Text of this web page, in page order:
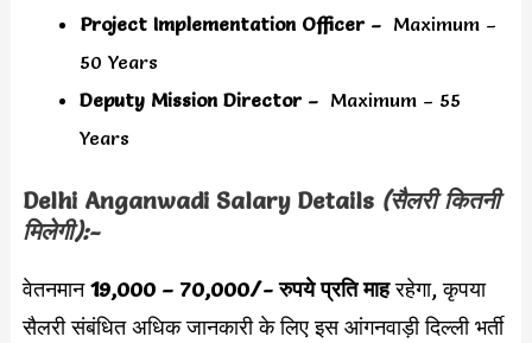
Project Implementation Officer – Maximum –
50 Years
Deputy Mission Director – Maximum – 55
Years
Delhi Anganwadi Salary Details (सैलरी कितनी
मिलेगी):-
वेतनमान19,000 – 70,000/-रुपये प्रति माहरहेगा, कृपया
सैलरी संबंधित अधिक जानकारी के लिए इसआंगनवाड़ी दिल्ली भर्ती